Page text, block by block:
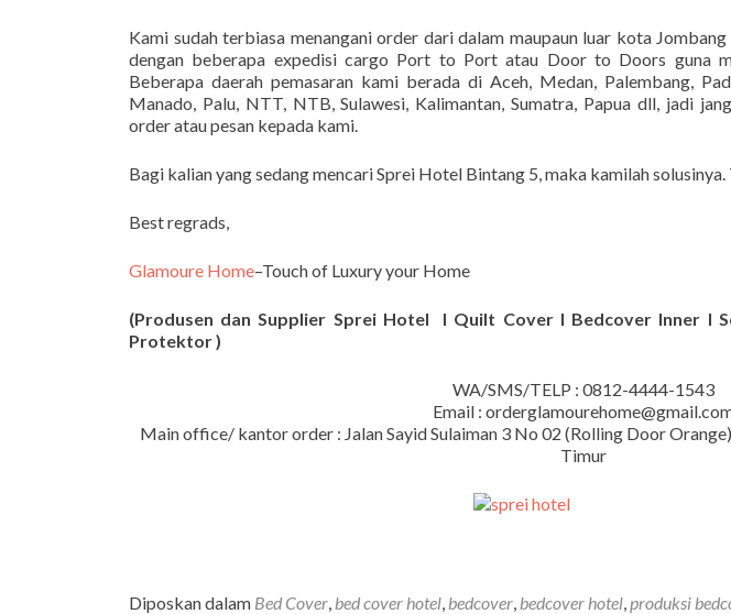
Kami sudah terbiasa menangani order dari dalam maupaun luar kota
dengan beberapa expedisi cargo Port to Port atau Door to Doors guna
Beberapa daerah pemasaran kami berada di Aceh, Medan, Palembang,
Manado, Palu, NTT, NTB, Sulawesi, Kalimantan, Sumatra, Papua dll, jadi
order atau pesan kepada kami.
Bagi kalian yang sedang mencari Sprei Hotel Bintang 5, maka kamilah
Best regrads,
Glamoure Home–Touch of Luxury your Home
(Produsen dan Supplier Sprei Hotel I Quilt Cover I Bedcover Inner I
Protektor )
WA/SMS/TELP : 0812-4444-1543
Email :
Main office/ kantor order : Jalan Sayid Sulaiman 3 No 02 (Rolling Door
Timur
Diposkan dalam Bed Cover, bed cover hotel, bedcover, bedcover hotel,produksi